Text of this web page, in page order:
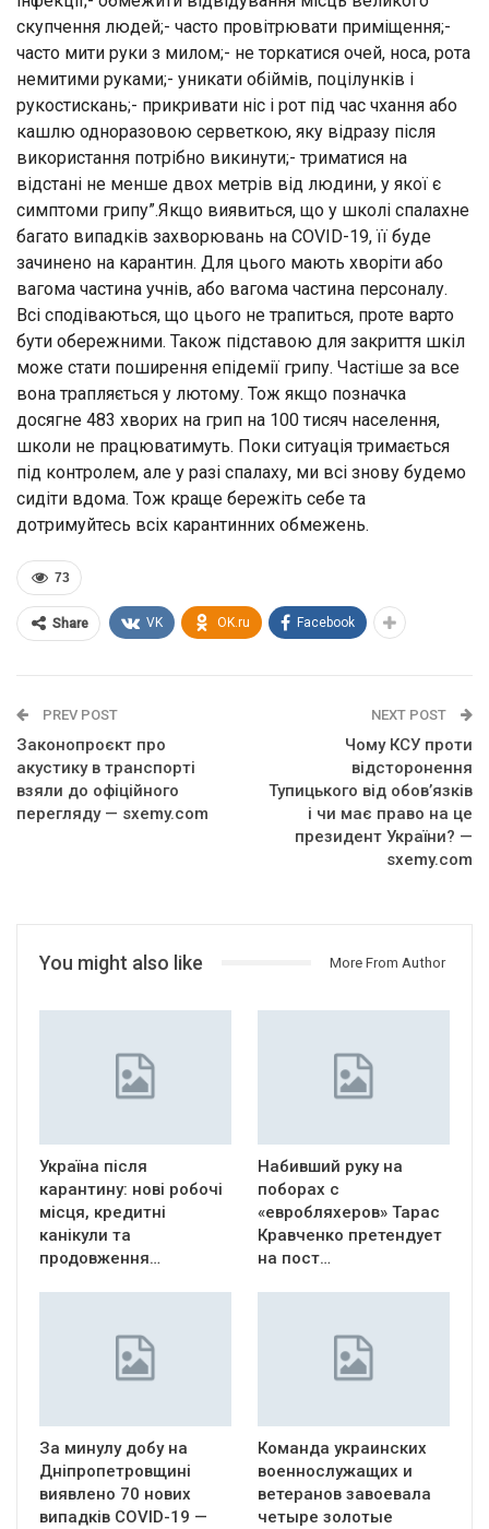
скупчення людей;- часто провітрювати приміщення;-
часто мити руки з милом;- не торкатися очей, носа, рота
немитими руками;- уникати обіймів, поцілунків і
рукостискань;- прикривати ніс і рот під час чхання або
кашлю одноразовою серветкою, яку відразу після
використання потрібно викинути;- триматися на
відстані не менше двох метрів від людини, у якої є
симптоми грипу”.Якщо виявиться, що у школі спалахне
багато випадків захворювань на COVID-19, її буде
зачинено на карантин. Для цього мають хворіти або
вагома частина учнів, або вагома частина персоналу.
Всі сподіваються, що цього не трапиться, проте варто
бути обережними. Також підставою для закриття шкіл
може стати поширення епідемії грипу. Частіше за все
вона трапляється у лютому. Тож якщо позначка
досягне 483 хворих на грип на 100 тисяч населення,
школи не працюватимуть. Поки ситуація тримається
під контролем, але у разі спалаху, ми всі знову будемо
сидіти вдома. Тож краще бережіть себе та
дотримуйтесь всіх карантинних обмежень.
73
Share VK OK.ru Facebook
PREV POST
Законопроєкт про
акустику в транспорті
взяли до офіційного
перегляду — sxemy.com
NEXT POST
Чому КСУ проти
відсторонення
Тупицького від обов’язків
і чи має право на це
президент України? —
sxemy.com
You might also like More From Author
Україна після
карантину: нові робочі
місця, кредитні
канікули та
продовження…
Набивший руку на
поборах с
«евробляхеров» Тарас
Кравченко претендует
на пост…
За минулу добу на
Дніпропетровщині
виявлено 70 нових
випадків COVID-19 —
Команда украинских
военнослужащих и
ветеранов завоевала
четыре золотые